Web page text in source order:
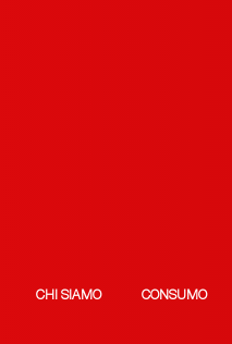
CHI SIAMO CONSUMO